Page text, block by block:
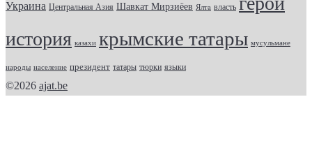
Украина Центральная Азия Шавкат Мирзиёев Ялта власть
история казахи крымские татары мусульмане
народы население президент татары тюрки языки
©2026 ajat.be